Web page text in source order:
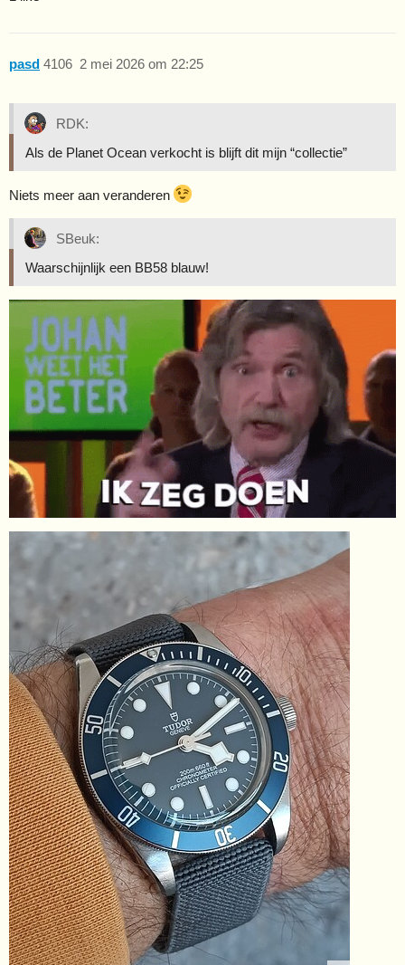
pasd 2 mei 2026 om 22:25
4106
RDK:
Als de Planet Ocean verkocht is blijft dit mijn “collectie”
Niets meer aan veranderen
SBeuk:
Waarschijnlijk een BB58 blauw!